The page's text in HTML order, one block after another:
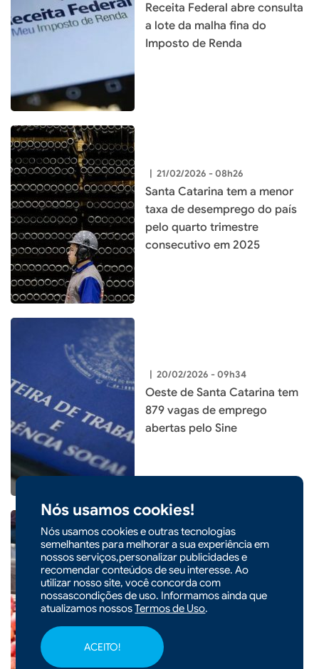
Nós usamos cookies!
Nós usamos cookies e outras tecnologias
semelhantes para melhorar a sua experiência em
nossos serviços,personalizar publicidades e
recomendar conteúdos de seu interesse. Ao
utilizar nosso site, você concorda com
nossascondições de uso. Informamos ainda que
atualizamos nossosTermos de Uso.
ACEITO!
Receita Federal abre consulta
a lote da malha fina do
Imposto de Renda
| 21/02/2026 - 08h26
Santa Catarina tem a menor
taxa de desemprego do país
pelo quarto trimestre
consecutivo em 2025
| 20/02/2026 - 09h34
Oeste de Santa Catarina tem
879 vagas de emprego
abertas pelo Sine
ECONOMIA | 17/02/2026 - 09h59
Safra da maçã em SC deve
crescer 28% neste ano e
preços começam a cair